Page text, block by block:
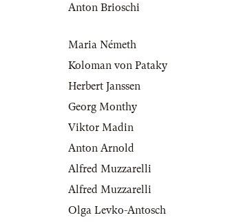
Anton Brioschi
Maria Németh
Koloman von Pataky
Herbert Janssen
Georg Monthy
Viktor Madin
Anton Arnold
Alfred Muzzarelli
Alfred Muzzarelli
Olga Levko-Antosch